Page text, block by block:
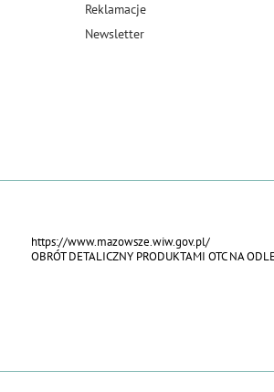
Reklamacje
Newsletter
https://www.mazowsze.wiw.gov.pl/
OBRÓT DETALICZNY PRODUKTAMI OTC NA